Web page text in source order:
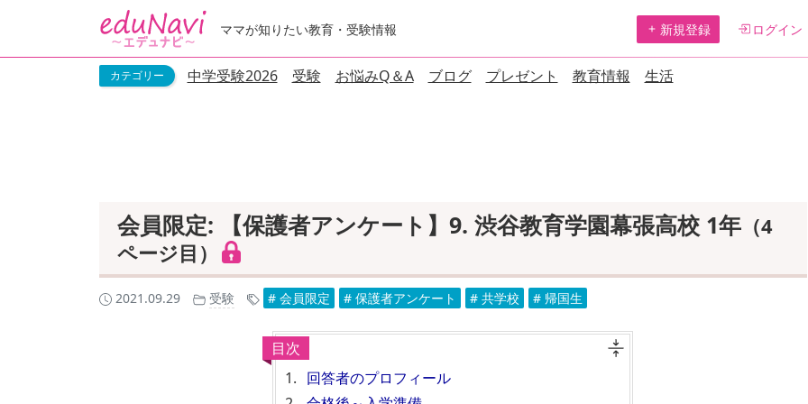
ママが知りたい教育・受験情報 新規登録 ログイン
中学受験2026 受験 お悩みQ＆A ブログ プレゼント 教育情報 生活
会員限定: 【保護者アンケート】9. 渋谷教育学園幕張高校 1年（4
ページ目）
2021.09.29 受験 # 会員限定 # 保護者アンケート # 共学校 # 帰国生
目次
回答者のプロフィール